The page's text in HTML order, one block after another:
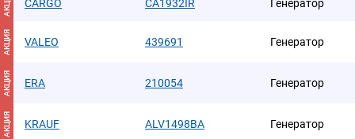
CARGO CA1932IR Генератор
АКЦИЯ VALEO 439691 Генератор
АКЦИЯ ERA 210054 Генератор
АКЦИЯ KRAUF ALV1498BA Генератор